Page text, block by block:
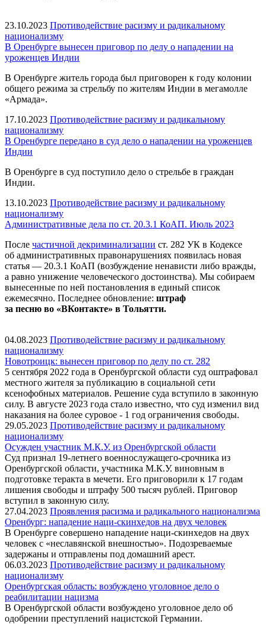
23.10.2023 Противодействие расизму и радикальному
национализму
В Оренбурге вынесен приговор по делу о нападении на
уроженцев Индии
В Оренбурге житель города был приговорен к году колонии
общего режима за стрельбу по жителям Индии в мегамолле
«Армада».
17.10.2023 Противодействие расизму и радикальному
национализму
В Оренбурге передано в суд дело о нападении на уроженцев
Индии
В Оренбурге в суд поступило дело о стрельбе в граждан
Индии.
13.10.2023 Противодействие расизму и радикальному
национализму
Административные дела по ст. 20.3.1 КоАП. Июль 2023
После частичной декриминализации ст. 282 УК в Кодексе
об административных правонарушениях появилась новая
статья — 20.3.1 КоАП (возбуждение ненависти либо вражды,
а равно унижение человеческого достоинства). Мы собираем
вынесенные по ней постановления в единый список
ежемесячно. Последнее обновление: штраф
за песню во «ВКонтакте» в Тольятти.
04.08.2023 Противодействие расизму и радикальному
национализму
Новотроицк: вынесен приговор по делу по ст. 282
5 сентября 2022 года в Оренбургской области суд оштрафовал
местного жителя за публикацию в социальной сети
ксенофобных материалов. Решение суда вступило в законную
силу. В августе 2023 года стало известно, что суд изменил вид
наказания на более суровое - 1 год ограничения свободы.
29.05.2023 Противодействие расизму и радикальному
национализму
Осужден участник М.К.У. из Оренбургской области
Суд признал 19-летнего военнослужащего-срочника из
Оренбургской области, участника М.К.У. виновным в
подготовке теракта в мечети. Его приговорили к 17 годам
лишения свободы и штрафу 500 тысяч рублей. Приговор
вступил в законную силу.
27.04.2023 Проявления расизма и радикального национализма
Оренбург: нападение наци-скинхедов на двух человек
В Оренбурге совершено нападение наци-скинхедов на двух
человек с «неславянской внешностью». Подозреваемые
задержаны и отправлены под домашний арест.
06.03.2023 Противодействие расизму и радикальному
национализму
Оренбургская область: возбуждено уголовное дело о
реабилитации нацизма
В Оренбургской области возбуждено уголовное дело об
одобрении преступлений нацистской Германии.